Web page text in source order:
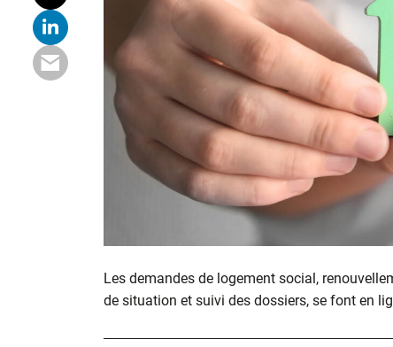
Les demandes de logement social,
de situation et suivi des dossiers, se font en